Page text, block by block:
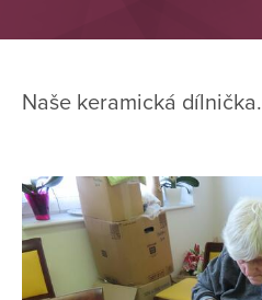
Naše keramická dílnička.